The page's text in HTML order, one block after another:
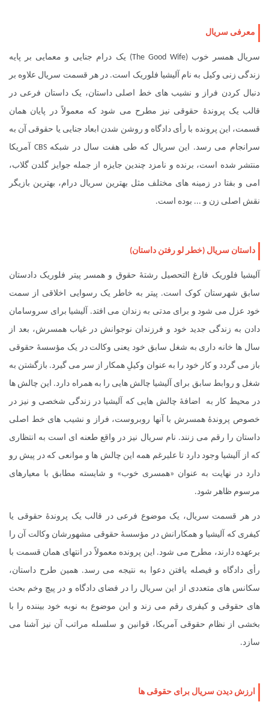
معرفی سریال
سریال همسر خوب (
The Good Wife) یک درام جنایی و معمایی بر پایه
زندگی زنی وکیل به نام آلیشیا فلوریک است. در هر قسمت سریال علاوه بر
دنبال کردن فراز و نشیب های خط اصلی داستان، یک داستان فرعی در
قالب یک پروندۀ حقوقی نیز مطرح می شود که معمولاً در پایان همان
قسمت، این پرونده با رأی دادگاه و روشن شدن ابعاد جنایی یا حقوقی آن به
سرانجام می رسد. این سریال که طی هفت سال در شبکهCBS آمریکا
منتشر شده است، برنده و نامزد چندین جایزه از جمله جوایز گلدن گلاب،
امی و بفتا در زمینه های مختلف مثل بهترین سریال درام، بهترین بازیگر
نقش اصلی زن و ... بوده است.
داستان سریال (خطر لو رفتن داستان)
آلیشیا فلوریک فارغ التحصیل رشتۀ حقوق و همسر پیتر فلوریک دادستان
سابق شهرستان کوک است. پیتر به خاطر یک رسوایی اخلاقی از سمت
خود عزل می شود و برای مدتی به زندان می افتد. آلیشیا برای سروسامان
دادن به زندگی جدید خود و فرزندان نوجوانش در غیاب همسرش، بعد از
سال ها خانه داری به شغل سابق خود یعنی وکالت در یک مؤسسۀ حقوقی
باز می گردد و کار خود را به عنوان وکیلِ همکار از سر می گیرد. بازگشتن به
شغل و روابط سابق برای آلیشیا چالش هایی را به همراه دارد. این چالش ها
در محیط کار به اضافۀ چالش هایی که آلیشیا در زندگی شخصی و نیز در
خصوص پروندۀ همسرش با آنها روبروست، فراز و نشیب های خط اصلی
داستان را رقم می زنند. نام سریال نیز در واقع طعنه ای است به انتظاری
که از آلیشیا وجود دارد تا علیرغم همه این چالش ها و موانعی که در پیش رو
دارد در نهایت به عنوان «همسری خوب» و شایسته مطابق با معیارهای
مرسوم ظاهر شود.
در هر قسمت سریال، یک موضوع فرعی در قالب یک پروندۀ حقوقی یا
کیفری که آلیشیا و همکارانش در مؤسسۀ حقوقی مشهورشان وکالت آن را
برعهده دارند، مطرح می شود. این پرونده معمولاً در انتهای همان قسمت با
رأی دادگاه و فیصله یافتن دعوا به نتیجه می رسد. همین طرح داستان،
سکانس های متعددی از این سریال را در فضای دادگاه و در پیچ وخم بحث
های حقوقی و کیفری رقم می زند و این موضوع به نوبه خود بیننده را با
بخشی از نظام حقوقی آمریکا، قوانین و سلسله مراتب آن نیز آشنا می
سازد.
ارزش دیدن سریال برای حقوقی ها